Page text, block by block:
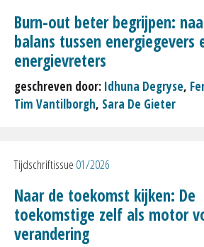
Burn-out beter begrijpen:
balans tussen energiegevers
energievreters
geschreven door: Idhuna Degryse,
Tim Vantilborgh, Sara De Gieter
Tijdschriftissue 01/2026
Naar de toekomst kijken: De
toekomstige zelf als motor
verandering